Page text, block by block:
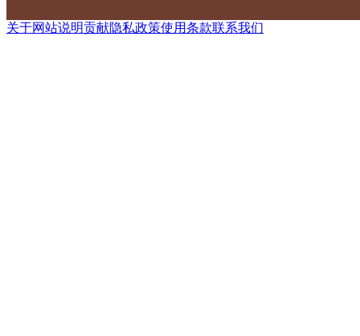
关于网站说明贡献隐私政策使用条款联系我们